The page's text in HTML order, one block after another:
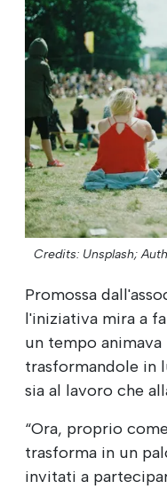
Credits: Unsplash;
Promossa
l'iniziativa mira a
un tempo animava
trasformandole in
sia al lavoro che
“Ora, proprio
trasforma in un
invitati a